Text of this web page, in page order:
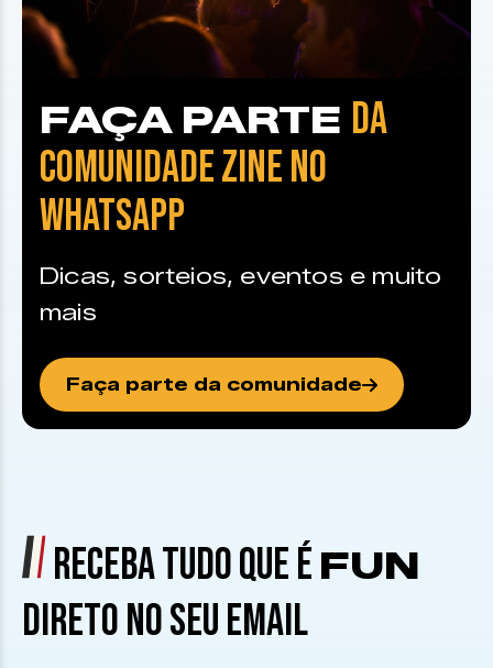
FAÇA PARTE DA
COMUNIDADE ZINE NO
WHATSAPP
Dicas, sorteios, eventos e muito
mais
Faça parte da comunidade
RECEBA TUDO QUE É FUN
DIRETO NO SEU EMAIL